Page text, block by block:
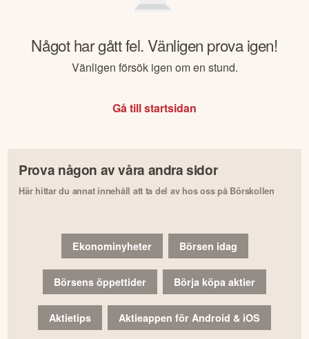
Något har gått fel. Vänligen prova igen!
Vänligen försök igen om en stund.
Gå till startsidan
Prova någon av våra andra sidor
Här hittar du annat innehåll att ta del av hos oss på Börskollen
Ekonominyheter Börsen idag
Börsens öppettider Börja köpa aktier
Aktietips Aktieappen för Android & iOS